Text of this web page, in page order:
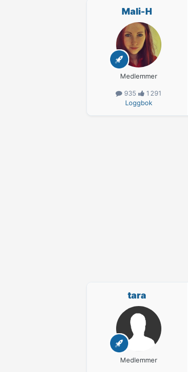
Mali-H
Medlemmer
935
1 291
Loggbok
tara
Medlemmer